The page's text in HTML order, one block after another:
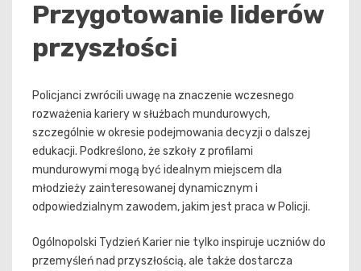
Przygotowanie liderów
przyszłości
Policjanci zwrócili uwagę na znaczenie wczesnego
rozważenia kariery w służbach mundurowych,
szczególnie w okresie podejmowania decyzji o dalszej
edukacji. Podkreślono, że szkoły z profilami
mundurowymi mogą być idealnym miejscem dla
młodzieży zainteresowanej dynamicznym i
odpowiedzialnym zawodem, jakim jest praca w Policji.
Ogólnopolski Tydzień Karier nie tylko inspiruje uczniów do
przemyśleń nad przyszłością, ale także dostarcza